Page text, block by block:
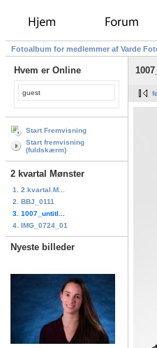
Fotoalbum for medlemmer af Varde
Hvem er Online
guest
Start Fremvisning
Start fremvisning
(fuldskærm)
2 kvartal Mønster
1. 2.kvartal.M...
2. BBJ_0111
3. 1007_untitl...
4. IMG_0724_01
Nyeste billeder